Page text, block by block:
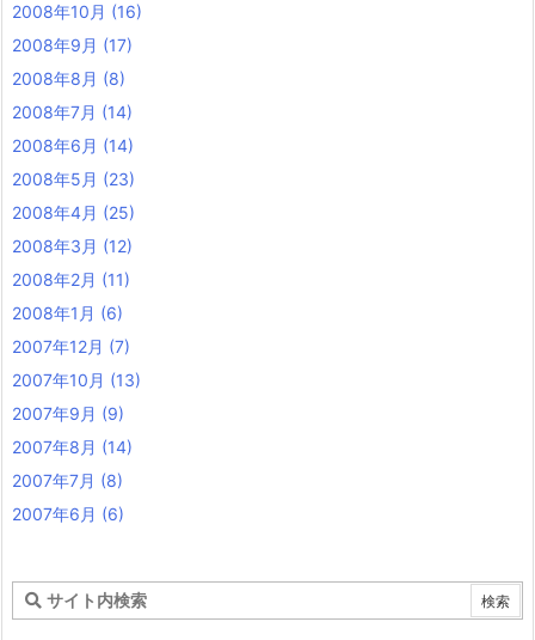
2008年10月 (16)
2008年9月 (17)
2008年8月 (8)
2008年7月 (14)
2008年6月 (14)
2008年5月 (23)
2008年4月 (25)
2008年3月 (12)
2008年2月 (11)
2008年1月 (6)
2007年12月 (7)
2007年10月 (13)
2007年9月 (9)
2007年8月 (14)
2007年7月 (8)
2007年6月 (6)